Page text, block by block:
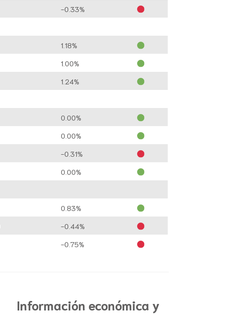
-0.33%
1.18%
1.00%
1.24%
0.00%
0.00%
-0.31%
0.00%
0.83%
-0.44%
-0.75%
Información económica y